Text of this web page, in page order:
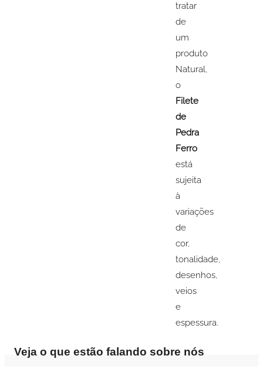
tratar
de
um
produto
Natural,
o
Filete
de
Pedra
Ferro
está
sujeita
à
variações
de
cor,
tonalidade,
desenhos,
veios
e
espessura.
Veja o que estão falando sobre nós